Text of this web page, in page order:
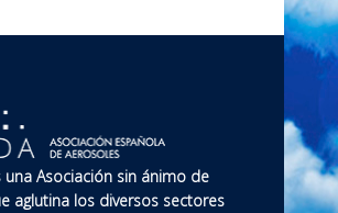
una Asociación sin ánimo de
aglutina los diversos sectores